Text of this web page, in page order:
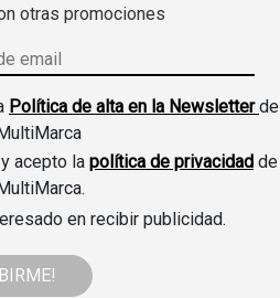
otras promociones
Política de alta en la Newsletterde
acepto la política de privacidad de
en recibir publicidad.